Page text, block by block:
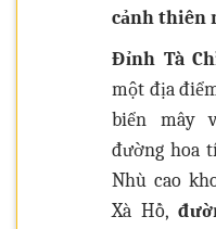
cảnh thiên
Đỉnh Tà
một địa
biển mây
đường hoa
Nhù cao
Xà Hồ,